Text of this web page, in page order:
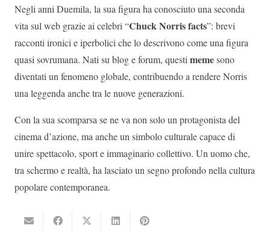
Negli anni Duemila, la sua figura ha conosciuto una seconda
vita sul web grazie ai celebri “Chuck Norris facts”: brevi
racconti ironici e iperbolici che lo descrivono come una figura
quasi sovrumana. Nati su blog e forum, questimemesono
diventati un fenomeno globale, contribuendo a rendere Norris
una leggenda anche tra le nuove generazioni.
Con la sua scomparsa se ne va non solo un protagonista del
cinema d’azione, ma anche un simbolo culturale capace di
unire spettacolo, sport e immaginario collettivo. Un uomo che,
tra schermo e realtà, ha lasciato un segno profondo nella cultura
popolare contemporanea.